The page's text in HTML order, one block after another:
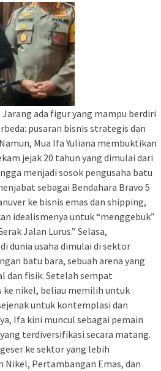
Jarang ada figur yang mampu berdiri
pusaran bisnis strategis dan
Mua Ifa Yuliana membuktikan
jejak 20 tahun yang dimulai dari
menjadi sosok pengusaha batu
sebagai Bendahara Bravo 5
ke bisnis emas dan shipping,
idealismenya untuk “menggebuk”
Jalan Lurus.” Selasa,
dunia usaha dimulai di sektor
batu bara, sebuah arena yang
dan fisik. Setelah sempat
nikel, beliau memilih untuk
untuk kontemplasi dan
Ifa kini muncul sebagai pemain
terdiversifikasi secara matang.
ke sektor yang lebih
Pertambangan Emas, dan